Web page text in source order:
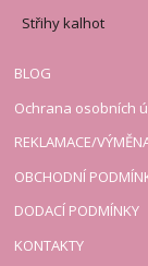
Střihy kalhot
BLOG
Ochrana osobních
REKLAMACE/
OBCHODNÍ
DODACÍ PODMÍNKY
KONTAKTY